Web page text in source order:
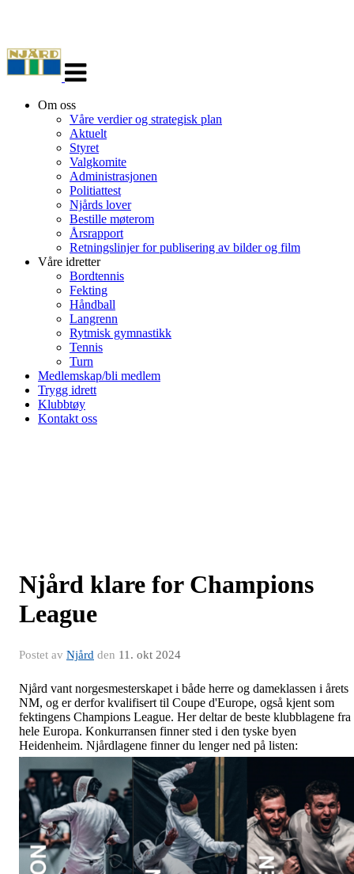
navigasjon
Om oss
Våre verdier og strategisk plan
Aktuelt
Styret
Valgkomite
Administrasjonen
Politiattest
Njårds lover
Bestille møterom
Årsrapport
Retningslinjer for publisering av bilder og film
Våre idretter
Bordtennis
Fekting
Håndball
Langrenn
Rytmisk gymnastikk
Tennis
Turn
Medlemskap/bli medlem
Trygg idrett
Klubbtøy
Kontakt oss
Njård klare for Champions
League
Postet av Njård den 11. okt 2024
Njård vant norgesmesterskapet i både herre og dameklassen i årets
NM, og er derfor kvalifisert til Coupe d'Europe, også kjent som
fektingens Champions League. Her deltar de beste klubblagene fra
hele Europa. Konkurransen finner sted i den tyske byen
Heidenheim. Njårdlagene finner du lenger ned på listen: